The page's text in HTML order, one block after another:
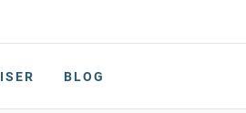
BLOG